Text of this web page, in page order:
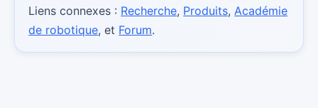
Liens connexes : Recherche, Produits, Académie
de robotique, et Forum.